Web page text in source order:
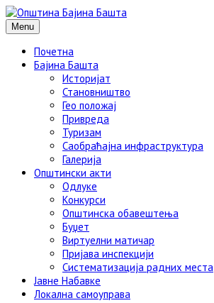
Menu
Почетна
Бајина Башта
Историјат
Становништво
Гео положај
Привреда
Туризам
Саобраћајна инфраструктура
Галерија
Општински акти
Одлуке
Конкурси
Општинска обавештења
Буџет
Виртуелни матичар
Пријава инспекцији
Систематизација радних места
Јавне Набавке
Локална самоуправа